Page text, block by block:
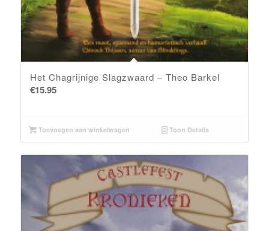
Het Chagrijnige Slagzwaard – Theo Barkel
€15.95
Toevoegen aan winkelwagen Toon Details